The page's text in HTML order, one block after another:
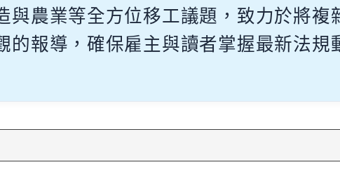
與農業等全方位移工議題，致力於將複
的報導，確保雇主與讀者掌握最新法規